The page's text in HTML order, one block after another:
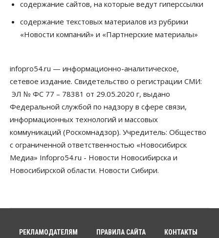
Бизнес
В Новосибирской области резко
сократился грузооборот в автоперевозках
Общество
В Новосибирске прошёл митинг
против нового закона о памятниках
07 Августа 2026, 18:00
В аэропорту Толмачёво завершены работы по
бетонированию рулежных дорожек
07 Августа 2026, 17:00
Бизнес Недвижимость
Новосибирцы стали реже оформлять
мяса в Новосибирской области
содержание сайтов, на которые ведут гиперссылки
содержание текстовых материалов из рубрики
«Новости компаний» и «Партнерские материалы»
infopro54.ru — информационно-аналитическое,
сетевое издание. Свидетельство о регистрации СМИ:
ЭЛ № ФС 77 – 78381 от 29.05.2020 г, выдано
Федеральной службой по надзору в сфере связи,
информационных технологий и массовых
коммуникаций (Роскомнадзор). Учредитель: Общество
с ограниченной ответственностью «Новосибирск
Медиа» Infopro54.ru - Новости Новосибирска и
Новосибирской области. Новости Сибири.
РЕКЛАМОДАТЕЛЯМ ПРАВИЛА САЙТА КОНТАКТЫ